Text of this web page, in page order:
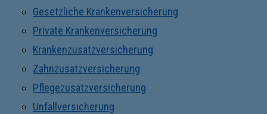
Gesetzliche Krankenversicherung
Private Krankenversicherung
Krankenzusatzversicherung
Zahnzusatzversicherung
Pflegezusatzversicherung
Unfallversicherung